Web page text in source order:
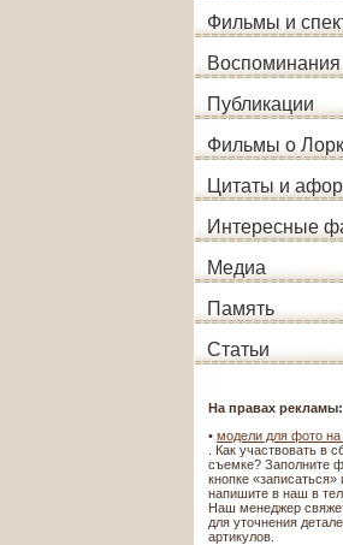
Фильмы и
Воспоминания
Публикации
Фильмы о
Цитаты и
Интересные
Медиа
Память
Статьи
На правах рекламы:
• модели для фото на
. Как участвовать в
съемке? Заполните
кнопке «записаться»
напишите в наш в
Наш менеджер
для уточнения
артикулов.